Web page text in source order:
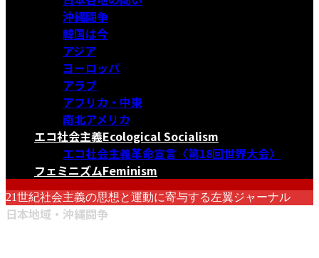
沖縄闘争
韓国は今
アジア
ヨーロッパ
アラブ
アフリカ・中東
南北アメリカ
エコ社会主義Ecological Socialism
エコ社会主義革命宣言〈第18回世界大会〉
フェミニズムFeminism
21世紀社会主義の思想と運動に寄与する左翼ジャーナル
日本地域・沖縄闘争